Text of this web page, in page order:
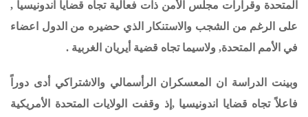
المتحدة وقرارات مجلس الأمن ذات فعالية تجاه قضايا اندونيسيا ,
على الرغم من الشجب والاستنكار الذي حضيره من الدول اعضاء
في الأمم المتحدة, ولاسيما تجاه قضية أيريان الغربية .
وبينت الدراسة ان المعسكران الرأسمالي والاشتراكي أدى دوراً
فاعلاً تجاه قضايا اندونيسيا ,إذ وقفت الولايات المتحدة الأمريكية